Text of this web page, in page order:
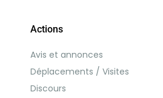
Actions
Avis et annonces
Déplacements / Visites
Discours